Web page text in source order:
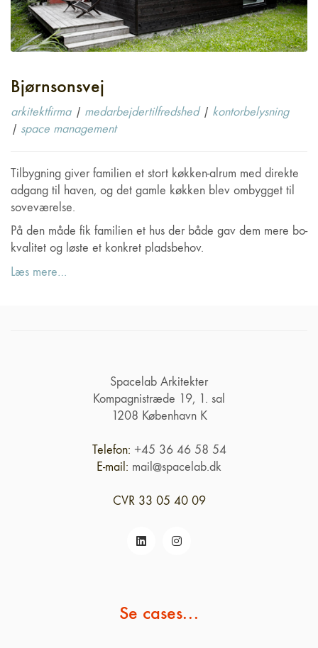
Bjørnsonsvej
arkitektfirma| medarbejdertilfredshed| kontorbelysning
| space management
Tilbygning giver familien et stort køkken-alrum med direkte
adgang til haven, og det gamle køkken blev ombygget til
soveværelse.
På den måde fik familien et hus der både gav dem mere bo-
kvalitet og løste et konkret pladsbehov.
Læs mere…
Spacelab Arkitekter
Kompagnistræde 19, 1. sal
1208 København K
Telefon: +45 36 46 58 54
E-mail: mail@spacelab.dk
CVR 33 05 40 09
Se cases...